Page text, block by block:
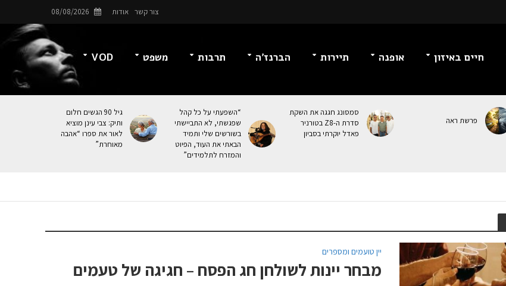
צור קשר אודות 08/08/2026
חיים באיזון אופנה תיירות הברנז’ה תרבות משפט VOD
פרשת ראה
סמסונג חגגה את השקת
סדרת ה-Z8 בטורניר
פאדל יוקרתי בסביון
“השפעתי על כל קהל
שפגשתי, לא התביישתי
בשורשים שלי ותמיד
הבאתי את העוּד, הפיוט
והמזרח לתלמידים”
גיל 90 הגשים חלום
ותיק: צבי עינן מוציא
לאור את ספרו “אהבה
מאוחרת”
יין טועמים ומספרים
מבחר יינות לשולחן חג הפסח – חגיגה של טעמים